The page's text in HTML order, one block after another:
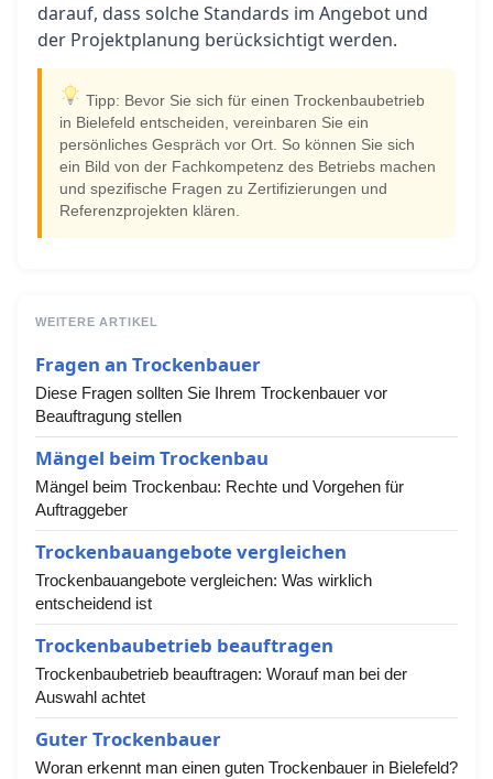
darauf, dass solche Standards im Angebot und
der Projektplanung berücksichtigt werden.
Tipp: Bevor Sie sich für einen Trockenbaubetrieb
in Bielefeld entscheiden, vereinbaren Sie ein
persönliches Gespräch vor Ort. So können Sie sich
ein Bild von der Fachkompetenz des Betriebs machen
und spezifische Fragen zu Zertifizierungen und
Referenzprojekten klären.
WEITERE ARTIKEL
Fragen an Trockenbauer
Diese Fragen sollten Sie Ihrem Trockenbauer vor
Beauftragung stellen
Mängel beim Trockenbau
Mängel beim Trockenbau: Rechte und Vorgehen für
Auftraggeber
Trockenbauangebote vergleichen
Trockenbauangebote vergleichen: Was wirklich
entscheidend ist
Trockenbaubetrieb beauftragen
Trockenbaubetrieb beauftragen: Worauf man bei der
Auswahl achtet
Guter Trockenbauer
Woran erkennt man einen guten Trockenbauer in Bielefeld?